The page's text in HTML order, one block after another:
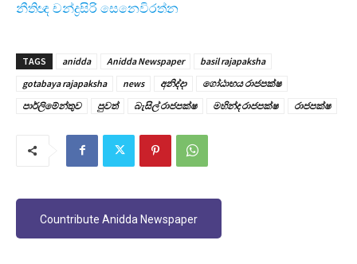
නීතිඥ චන්ද්‍රසිරි සෙනෙවිරත්න
TAGS anidda Anidda Newspaper
basil rajapaksha
gotabaya rajapaksha
news අනිද්දා
ගෝඨාභය රාජපක්ෂ
පාර්ලිමේන්තුව
පුවත් බැසිල් රාජපක්ෂ මහින්ද රාජපක්ෂ රාජපක්ෂ
Countribute Anidda Newspaper